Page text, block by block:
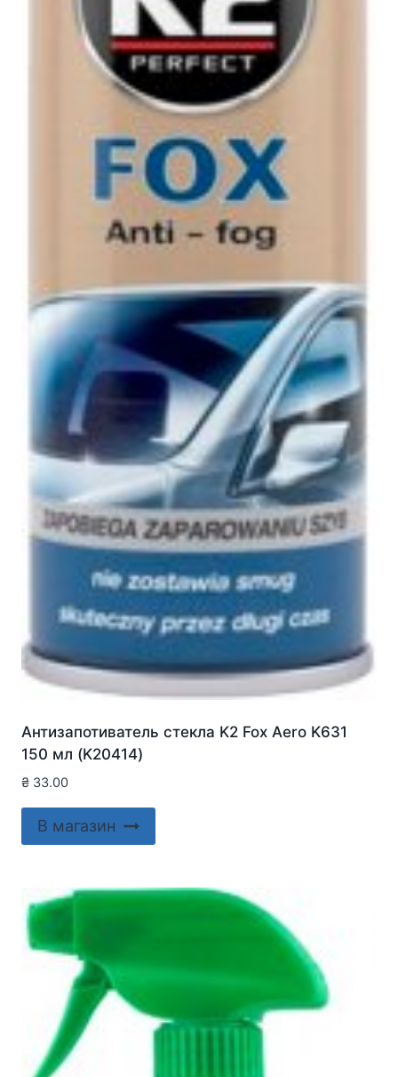
Антизапотиватель стекла K2 Fox Aero K631
150 мл (K20414)
₴ 33.00
В магазин